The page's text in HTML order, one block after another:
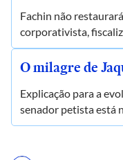
Fachin não
corporativista,
O milagre de
Explicação para a
senador petista está